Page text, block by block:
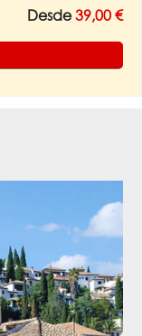
Desde39,00 €